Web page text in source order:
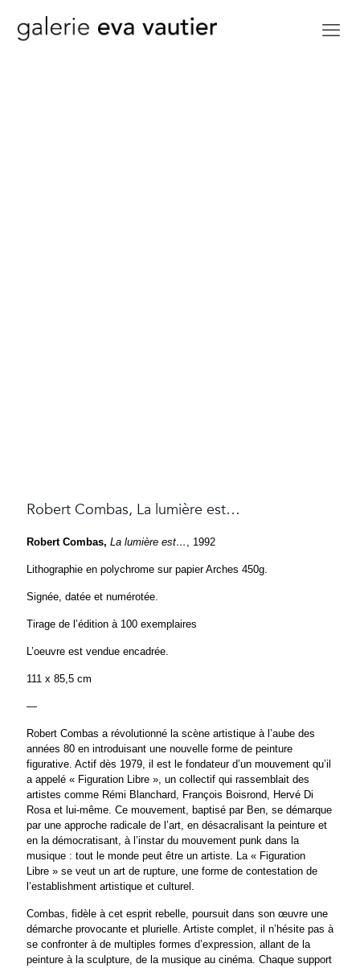
Robert Combas, La lumière est…
Robert Combas, La lumière est… , 1992
Lithographie en polychrome sur papier Arches 450g.
Signée, datée et numérotée.
Tirage de l’édition à 100 exemplaires
L’oeuvre est vendue encadrée.
111 x 85,5 cm
—
Robert Combas a révolutionné la scène artistique à l’aube des
années 80 en introduisant une nouvelle forme de peinture
figurative. Actif dès 1979, il est le fondateur d’un mouvement qu’il
a appelé « Figuration Libre », un collectif qui rassemblait des
artistes comme Rémi Blanchard, François Boisrond, Hervé Di
Rosa et lui-même. Ce mouvement, baptisé par Ben, se démarque
par une approche radicale de l’art, en désacralisant la peinture et
en la démocratisant, à l’instar du mouvement punk dans la
musique : tout le monde peut être un artiste. La « Figuration
Libre » se veut un art de rupture, une forme de contestation de
l’establishment artistique et culturel.
Combas, fidèle à cet esprit rebelle, poursuit dans son œuvre une
démarche provocante et plurielle. Artiste complet, il n’hésite pas à
se confronter à de multiples formes d’expression, allant de la
peinture à la sculpture, de la musique au cinéma. Chaque support